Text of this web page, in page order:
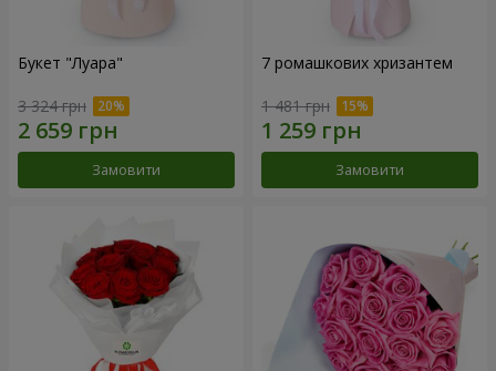
Букет "Луара"
3 324 грн
Замовити
7 ромашкових хризантем
1 481 грн
Замовити